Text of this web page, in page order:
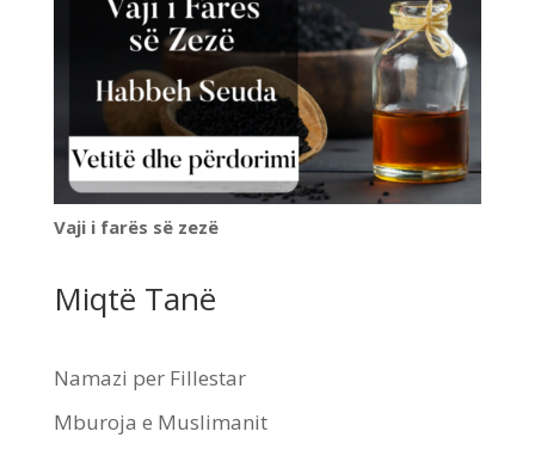
Vaji i farës së zezë
Miqtë Tanë
Namazi per Fillestar
Mburoja e Muslimanit